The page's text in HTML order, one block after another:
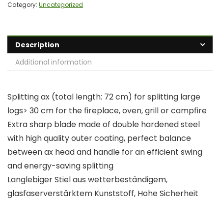
Category: Uncategorized
Description
Additional information
Splitting ax (total length: 72 cm) for splitting large
logs> 30 cm for the fireplace, oven, grill or campfire
Extra sharp blade made of double hardened steel
with high quality outer coating, perfect balance
between ax head and handle for an efficient swing
and energy-saving splitting
Langlebiger Stiel aus wetterbeständigem,
glasfaserverstärktem Kunststoff, Hohe Sicherheit